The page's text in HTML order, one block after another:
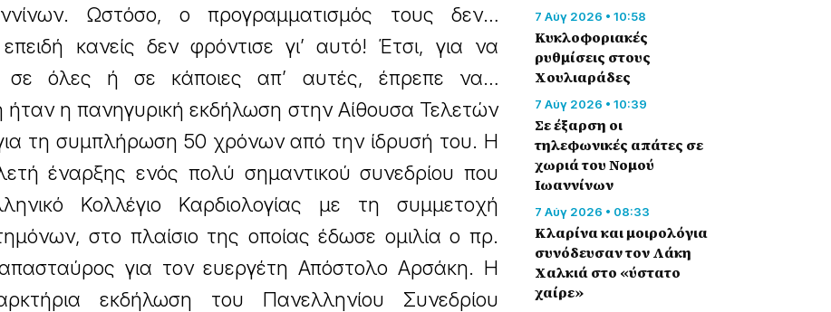
Ωστόσο, ο προγραμματισμός τους δεν…
κανείς δεν φρόντισε γι’ αυτό! Έτσι, για να
σε όλες ή σε κάποιες απ’ αυτές, έπρεπε να…
ήταν η πανηγυρική εκδήλωση στην Αίθουσα Τελετών
τη συμπλήρωση 50 χρόνων από την ίδρυσή του. Η
έναρξης ενός πολύ σημαντικού συνεδρίου που
Κολλέγιο Καρδιολογίας με τη συμμετοχή
στο πλαίσιο της οποίας έδωσε ομιλία ο πρ.
για τον ευεργέτη Απόστολο Αρσάκη. Η
εκδήλωση του Πανελληνίου Συνεδρίου
7 Αύγ 2026 • 10:58
Κυκλοφοριακές
ρυθμίσεις στους
Χουλιαράδες
7 Αύγ 2026 • 10:39
Σε έξαρση οι
τηλεφωνικές απάτες σε
χωριά του Νομού
Ιωαννίνων
7 Αύγ 2026 • 08:33
Κλαρίνα και μοιρολόγια
συνόδευσαν τον Λάκη
Χαλκιά στο «ύστατο
χαίρε»